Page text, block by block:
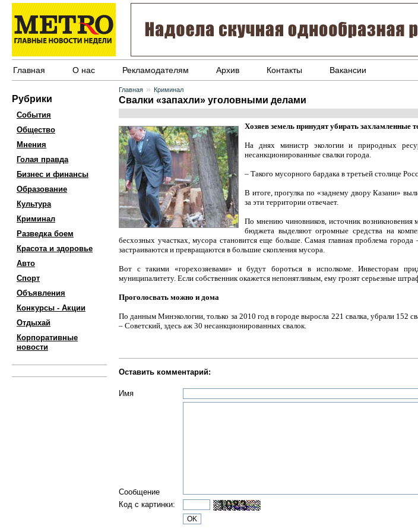
Главная О нас Рекламодателям Архив Контакты Вакансии
Рубрики
События
Общество
Мнения
Голая правда
Бизнес и финансы
Образование
Культура
Криминал
Разведка боем
Красота и здоровье
Авто
Спорт
Объявления
Конкурсы - Акции
Отдыхай
Корпоративные
новости
Главная » Криминал
Свалки «запахли» уголовными делами
Хозяев земель принудят убирать захламленные
На днях министр экологии и природных
несанкционированные свалки города.
– Такого мусорного бардака в третьей столице
В итоге, прогулка по «заднему двору Казани»
за эти территории отвечает.
По мнению чиновников, источник
бюджета выделяют огромные средства на
бесхозных участках, мусора становится еще больше. Самая главная проблема
застраиваются и превращаются в большие скопления мусора.
Вот с такими «горехозяевами» и будут бороться в исполкоме. Инвесторам
муниципалитету. Если собственник окажется непонятливым, ему грозят серьезные
Проголосвать можно и дома
По данным Минэкологии, только за 2010 год в городе выросла 221 свалка, убрали 152
– Советский, здесь аж 30 несанкционированных свалок.
Оставить комментарий:
Имя
Сообщение
Код с картинки: